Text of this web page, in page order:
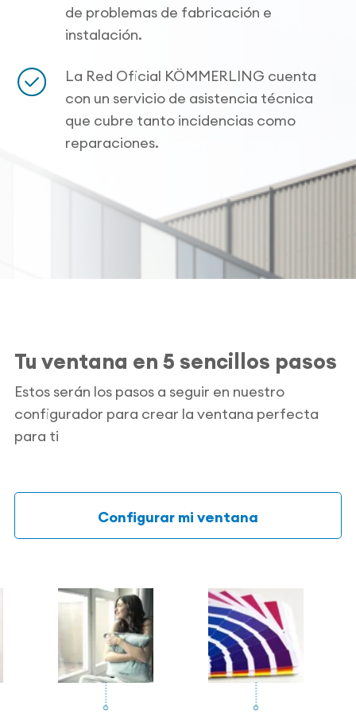
de problemas de fabricación e
instalación.
La Red Oficial KÖMMERLING cuenta
con un servicio de asistencia técnica
que cubre tanto incidencias como
reparaciones.
Tu ventana en 5 sencillos pasos
Estos serán los pasos a seguir en nuestro
configurador para crear la ventana perfecta
para ti
Configurar mi ventana